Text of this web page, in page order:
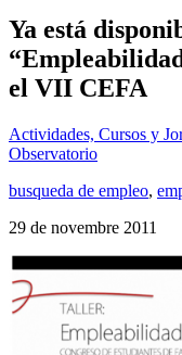
Ya está
el VII CEFA
Actividades, Cursos y
Observatorio
busqueda de empleo,
29 de novembre 2011